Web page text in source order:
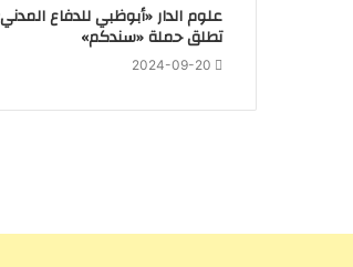
علوم الدار «أبوظبي للدفاع
تطلق حملة «سندكم»
2024-09-20